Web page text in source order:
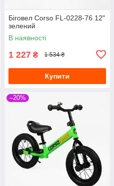
Біговел Corso FL-0228-76 12"
зелений
В наявності
1 227 ₴ 1 534 ₴
Купити
–20%